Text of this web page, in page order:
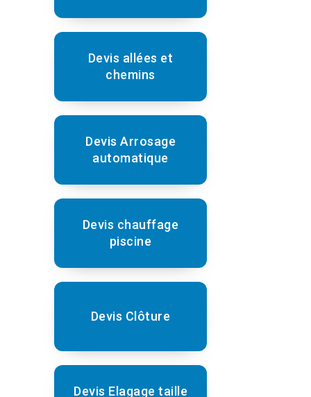
Devis allées et
chemins
Devis Arrosage
automatique
Devis chauffage
piscine
Devis Clôture
Devis Elagage taille